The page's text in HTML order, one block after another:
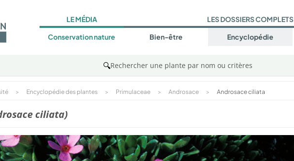
LE MÉDIA
Conservation nature
LES DOSSIERS COMPLETS
Bien-être Encyclopédie
🔍Rechercher une plante par nom ou critères
> Encyclopédie des plantes > Primulaceae > Androsace > Androsace ciliata
ciliata)